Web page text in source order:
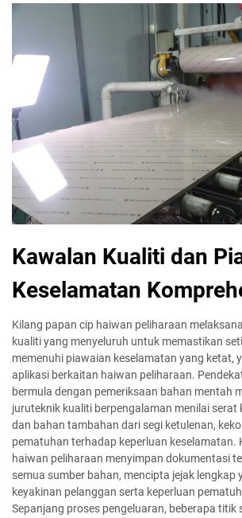
Kawalan Kualiti dan
Keselamatan
Kilang papan cip haiwan peliharaan
kualiti yang menyeluruh untuk memastikan
memenuhi piawaian keselamatan yang ketat,
aplikasi berkaitan haiwan peliharaan.
bermula dengan pemeriksaan bahan mentah
juruteknik kualiti berpengalaman menilai serat
dan bahan tambahan dari segi ketulenan,
pematuhan terhadap keperluan keselamatan.
haiwan peliharaan menyimpan dokumentasi
semua sumber bahan, mencipta jejak lengkap
keyakinan pelanggan serta keperluan
Sepanjang proses pengeluaran, beberapa titik